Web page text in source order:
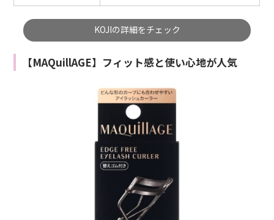
KOJIの詳細をチェック
【MAQuillAGE】フィット感と使い心地が人気